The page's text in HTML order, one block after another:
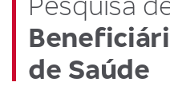
de Saúde